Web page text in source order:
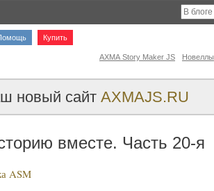
Купить
Новеллы
AXMA Story Maker JS
новый сайт AXMAJS.RU
вместе. Часть 20-я
ASM